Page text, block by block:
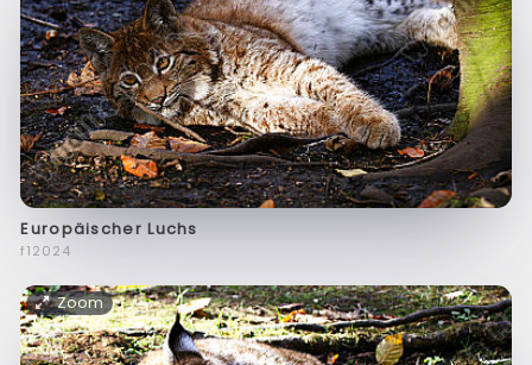
Europäischer Luchs
f12024
Zoom